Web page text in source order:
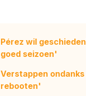
Pérez wil
goed seizoen'
Verstappen
rebooten'